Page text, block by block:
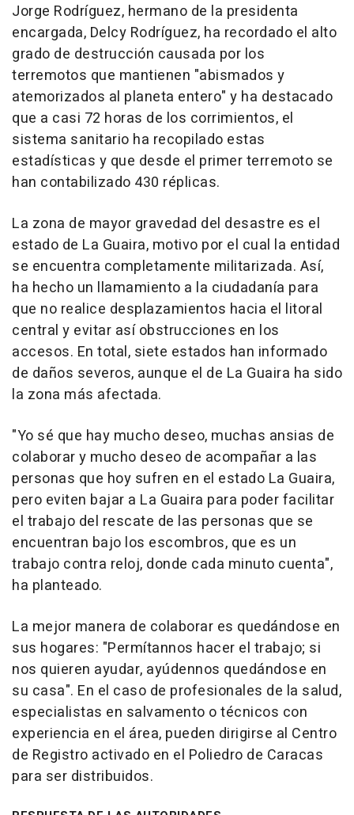
Jorge Rodríguez, hermano de la presidenta
encargada, Delcy Rodríguez, ha recordado el alto
grado de destrucción causada por los
terremotos que mantienen "abismados y
atemorizados al planeta entero" y ha destacado
que a casi 72 horas de los corrimientos, el
sistema sanitario ha recopilado estas
estadísticas y que desde el primer terremoto se
han contabilizado 430 réplicas.
La zona de mayor gravedad del desastre es el
estado de La Guaira, motivo por el cual la entidad
se encuentra completamente militarizada. Así,
ha hecho un llamamiento a la ciudadanía para
que no realice desplazamientos hacia el litoral
central y evitar así obstrucciones en los
accesos. En total, siete estados han informado
de daños severos, aunque el de La Guaira ha sido
la zona más afectada.
"Yo sé que hay mucho deseo, muchas ansias de
colaborar y mucho deseo de acompañar a las
personas que hoy sufren en el estado La Guaira,
pero eviten bajar a La Guaira para poder facilitar
el trabajo del rescate de las personas que se
encuentran bajo los escombros, que es un
trabajo contra reloj, donde cada minuto cuenta",
ha planteado.
La mejor manera de colaborar es quedándose en
sus hogares: "Permítannos hacer el trabajo; si
nos quieren ayudar, ayúdennos quedándose en
su casa". En el caso de profesionales de la salud,
especialistas en salvamento o técnicos con
experiencia en el área, pueden dirigirse al Centro
de Registro activado en el Poliedro de Caracas
para ser distribuidos.